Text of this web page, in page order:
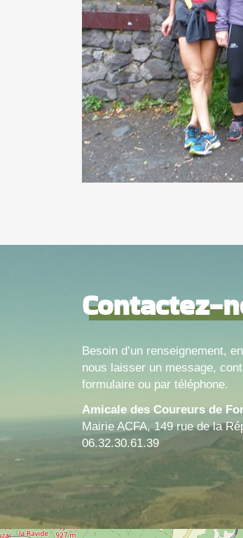
Contactez-
Besoin d’un renseignement,
nous laisser un message,
formulaire ou par téléphone.
Amicale des Coureurs de
Mairie ACFA, 149 rue de la
06.32.30.61.39